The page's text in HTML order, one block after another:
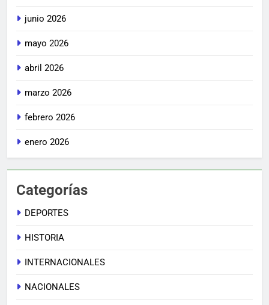
junio 2026
mayo 2026
abril 2026
marzo 2026
febrero 2026
enero 2026
Categorías
DEPORTES
HISTORIA
INTERNACIONALES
NACIONALES